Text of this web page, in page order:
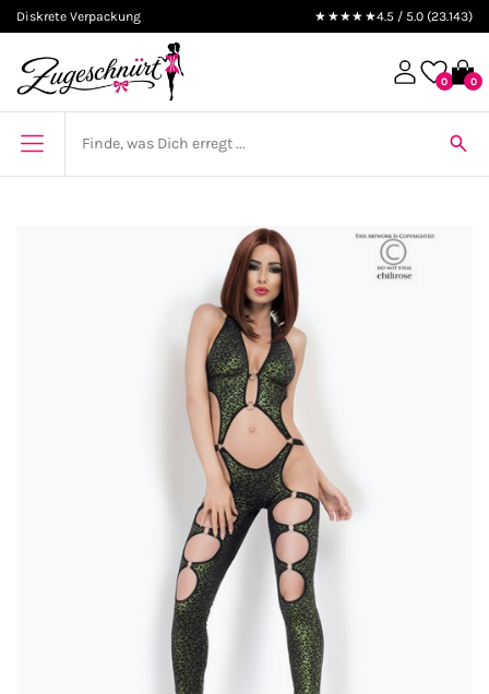
Diskrete Verpackung ★★★★★4.5 / 5.0 (23.143)
0 0